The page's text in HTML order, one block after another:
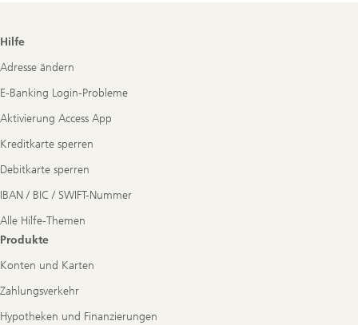
Footer
Hilfe
Adresse ändern
E-Banking Login-Probleme
Aktivierung Access App
Kreditkarte sperren
Debitkarte sperren
IBAN / BIC / SWIFT-Nummer
Alle Hilfe-Themen
Produkte
Konten und Karten
Zahlungsverkehr
Hypotheken und Finanzierungen